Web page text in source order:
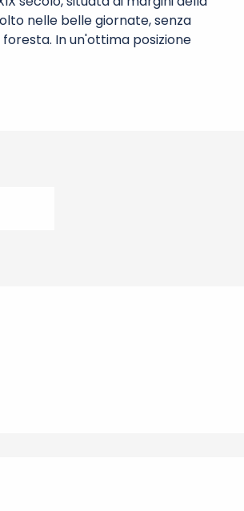
nelle belle giornate, senza
In un'ottima posizione